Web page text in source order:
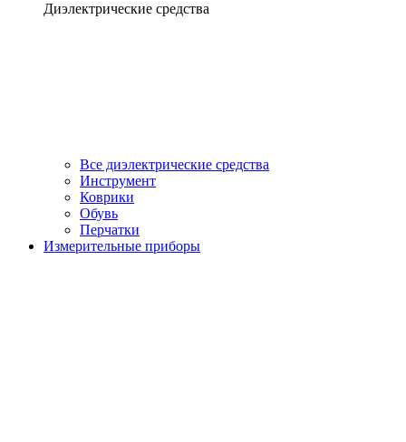
Диэлектрические средства
Все диэлектрические средства
Инструмент
Коврики
Обувь
Перчатки
Измерительные приборы